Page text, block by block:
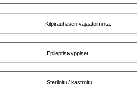
Kilpirauhasen vajaatoiminta:
Epileptistyyppiset:
Steriloitu / kastroitu: